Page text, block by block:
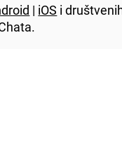
| iOS i